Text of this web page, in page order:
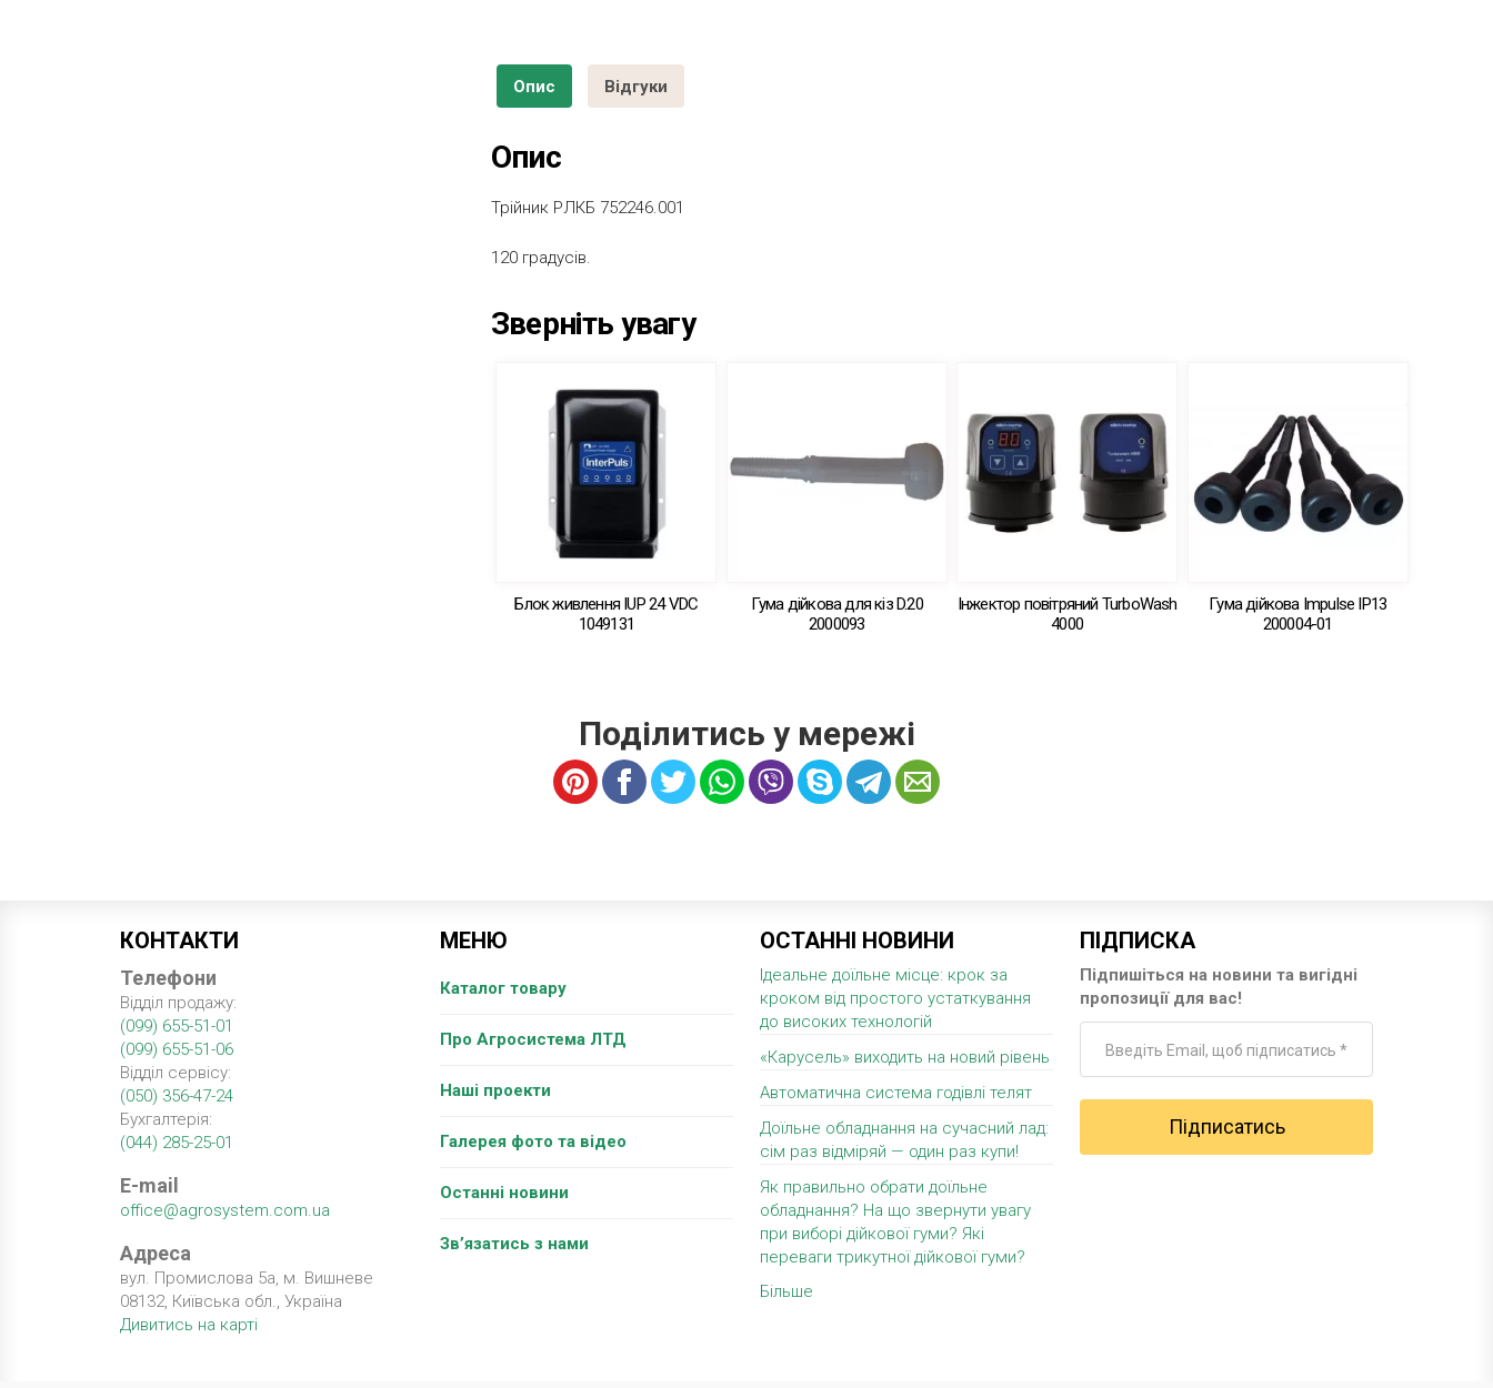
Опис Відгуки
Опис
Трійник РЛКБ 752246.001
120 градусів.
Зверніть увагу
Блок живлення IUP 24 VDC
1049131
Гума дійкова для кіз D.20
2000093
Інжектор повітряний TurboWash
4000
Гума дійкова Impulse IP13
200004-01
Поділитись у мережі
КОНТАКТИ
Телефони
Відділ продажу:
(099) 655-51-01
(099) 655-51-06
Відділ сервісу:
(050) 356-47-24
Бухгалтерія:
(044) 285-25-01
E-mail
office@agrosystem.com.ua
Адреса
вул. Промислова 5а, м. Вишневе
08132, Київська обл., Україна
Дивитись на карті
МЕНЮ
Каталог товару
Про Агросистема ЛТД
Наші проекти
Галерея фото та відео
Останні новини
Зв’язатись з нами
ОСТАННІ НОВИНИ
Ідеальне доїльне місце: крок за
кроком від простого устаткування
до високих технологій
«Карусель» виходить на новий рівень
Автоматична система годівлі телят
Доїльне обладнання на сучасний лад:
сім раз відміряй — один раз купи!
Як правильно обрати доїльне
обладнання? На що звернути увагу
при виборі дійкової гуми? Які
переваги трикутної дійкової гуми?
Більше
ПІДПИСКА
Підпишіться на новини та вигідні
пропозиції для вас!